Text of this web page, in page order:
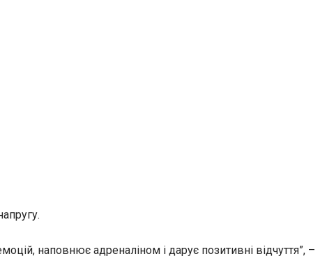
наповнює адреналіном і дарує позитивні відчуття”, –